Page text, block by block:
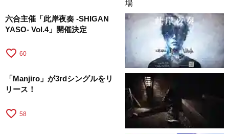
六合主催「此岸夜奏 -SHIGAN
YASO- Vol.4」開催決定
favorite_border 60
「Manjiro」が3rdシングルをリ
リース！
favorite_border 58